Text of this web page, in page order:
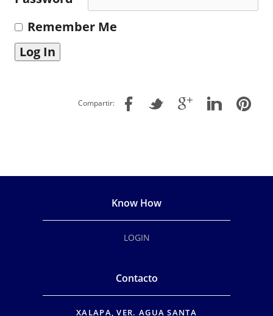
Remember Me
Compartir:
Know How
LOGIN
Contacto
XALAPA, VER. AGUA SANTA